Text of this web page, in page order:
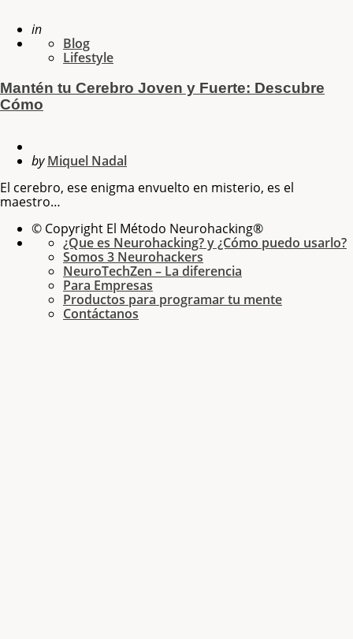
in
Blog
Lifestyle
Mantén tu Cerebro Joven y Fuerte: Descubre
Cómo
by Miquel Nadal
El cerebro, ese enigma envuelto en misterio, es el
maestro…
© Copyright El Método Neurohacking®
¿Que es Neurohacking? y ¿Cómo puedo usarlo?
Somos 3 Neurohackers
NeuroTechZen – La diferencia
Para Empresas
Productos para programar tu mente
Contáctanos